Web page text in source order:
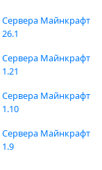
Сервера Майнкрафт
26.1
Сервера Майнкрафт
1.21
Сервера Майнкрафт
1.10
Сервера Майнкрафт
1.9